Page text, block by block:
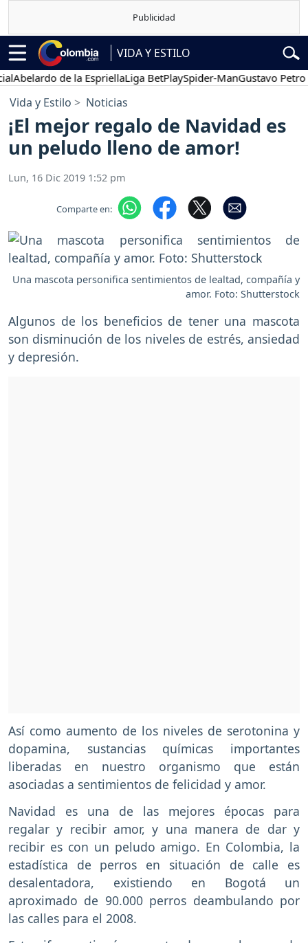
VIDA Y ESTILO
de la EspriellaLiga BetPlaySpider-ManGustavo Petro
Vida y Estilo Noticias
¡El mejor regalo de Navidad es
un peludo lleno de amor!
Lun, 16 Dic 2019 1:52 pm
Comparte en:
Una mascota personifica sentimientos de lealtad, compañía y
amor. Foto: Shutterstock
Algunos de los beneficios de tener una mascota
son disminución de los niveles de estrés, ansiedad
y depresión.
Así como aumento de los niveles de serotonina y
dopamina, sustancias químicas importantes
liberadas en nuestro organismo que están
asociadas a sentimientos de felicidad y amor.
Navidad es una de las mejores épocas para
regalar y recibir amor, y una manera de dar y
recibir es con un peludo amigo. En Colombia, la
estadística de perros en situación de calle es
desalentadora, existiendo en Bogotá un
aproximado de 90.000 perros deambulando por
las calles para el 2008.